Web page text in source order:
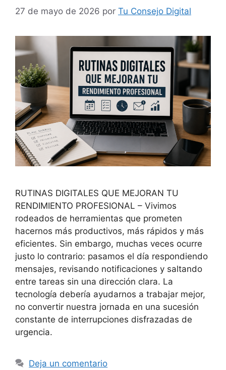
27 de mayo de 2026 por Tu Consejo Digital
RUTINAS DIGITALES QUE MEJORAN TU
RENDIMIENTO PROFESIONAL – Vivimos
rodeados de herramientas que prometen
hacernos más productivos, más rápidos y más
eficientes. Sin embargo, muchas veces ocurre
justo lo contrario: pasamos el día respondiendo
mensajes, revisando notificaciones y saltando
entre tareas sin una dirección clara. La
tecnología debería ayudarnos a trabajar mejor,
no convertir nuestra jornada en una sucesión
constante de interrupciones disfrazadas de
urgencia.
Deja un comentario